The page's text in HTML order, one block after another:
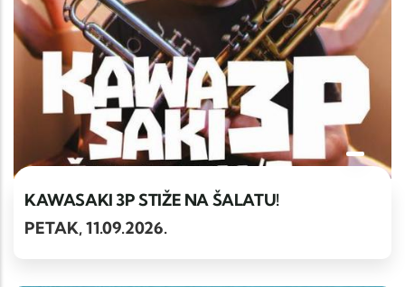
KAWASAKI 3P STIŽE NA ŠALATU!
PETAK, 11.09.2026.